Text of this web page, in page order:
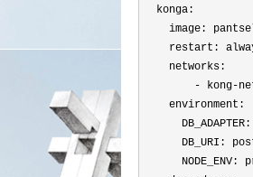
  konga:
image:
restart:
    networks:
- kong-
    environment:
DB_URI:
NODE_ENV: